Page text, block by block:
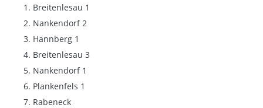
Breitenlesau 1
Nankendorf 2
Hannberg 1
Breitenlesau 3
Nankendorf 1
Plankenfels 1
Rabeneck